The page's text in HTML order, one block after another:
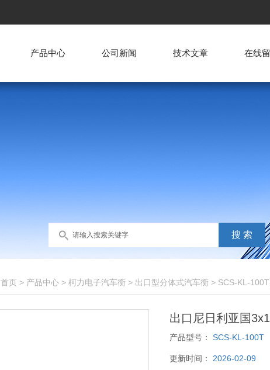
产品中心 公司新闻 技术文章 在线
首页 > 产品中心 > 柯力电子汽车衡 > 出口型分体式汽车衡 > SCS-KL-100T出
出口尼日利亚国
产品型号： SCS-KL-100T
更新时间： 2026-02-09